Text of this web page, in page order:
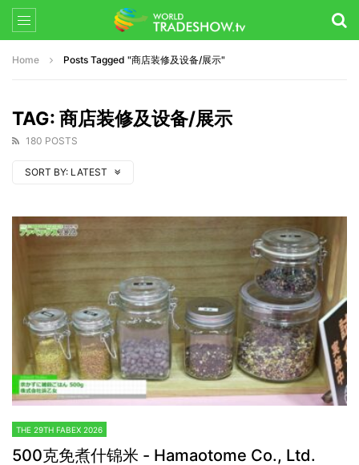
Home Posts Tagged "商店装修及设备/展示"
TAG: 商店装修及设备/展示
180 POSTS
SORT BY: LATEST
THE 29TH FABEX 2026
500克免煮什锦米 - Hamaotome Co., Ltd.